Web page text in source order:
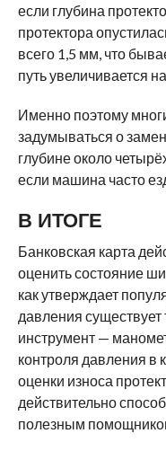
если глубина
протектора
всего 1,5 мм, что
путь увеличивается
Именно поэтому
задумываться о
глубине около
если машина часто
В ИТОГЕ
Банковская карта
оценить состояние
как утверждает
давления
инструмент —
контроля давления в
оценки износа
действительно
полезным